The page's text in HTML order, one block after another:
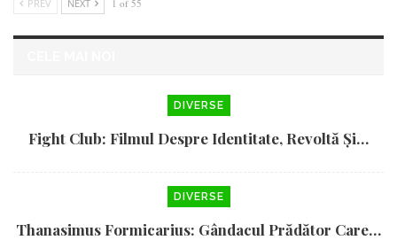
PREV NEXT 1 of 55
DIVERSE
Fight Club: Filmul Despre Identitate, Revoltă Și…
DIVERSE
Thanasimus Formicarius: Gândacul Prădător Care…